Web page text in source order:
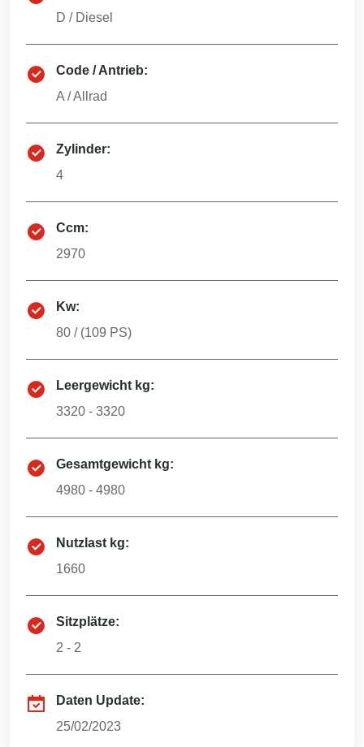
D / Diesel
Code / Antrieb:
A /Allrad
Zylinder:
4
Ccm:
2970
Kw:
80 / (109 PS)
Leergewicht kg:
3320 - 3320
Gesamtgewicht kg:
4980 - 4980
Nutzlast kg:
1660
Sitzplätze:
2 - 2
Daten Update:
25/02/2023